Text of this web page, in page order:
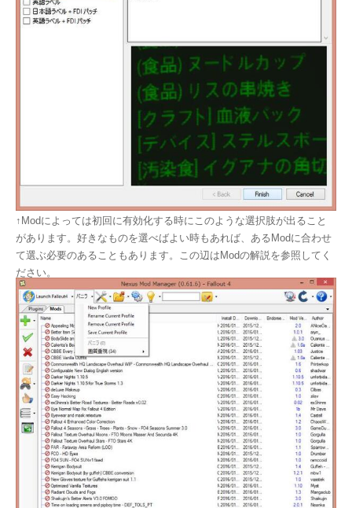
↑Modによっては初回に有効化する時にこのような選択肢が出ること
があります。好きなものを選べばよい時もあれば、あるModに合わせ
て選ぶ必要のあることもあります。この辺はModの解説を参照してく
ださい。